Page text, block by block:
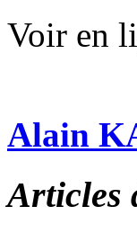
Voir en
Alain
Articles